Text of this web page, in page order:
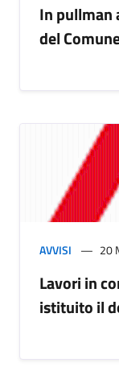
In pullman
del
AVVISI 20
Lavori in
istituito il